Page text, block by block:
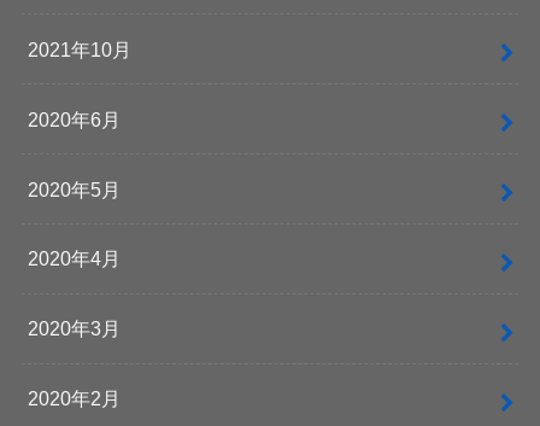
2021年10月
2020年6月
2020年5月
2020年4月
2020年3月
2020年2月